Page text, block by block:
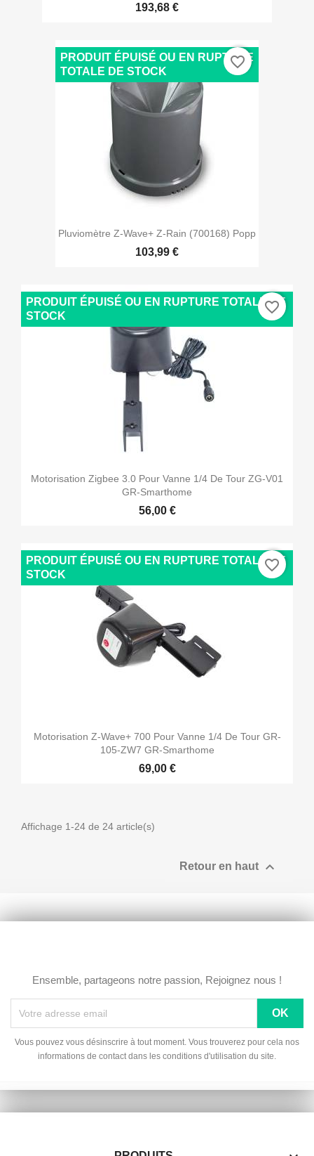
193,68 €
Pluviomètre Z-Wave+ Z-Rain (700168) Popp
103,99 €
PRODUIT ÉPUISÉ OU EN RUPTURE
TOTALE DE STOCK
favorite_border
Motorisation Zigbee 3.0 Pour Vanne 1/4 De Tour ZG-V01
GR-Smarthome
56,00 €
PRODUIT ÉPUISÉ OU EN RUPTURE TOTALE DE
STOCK
favorite_border
Motorisation Z-Wave+ 700 Pour Vanne 1/4 De Tour GR-
105-ZW7 GR-Smarthome
69,00 €
PRODUIT ÉPUISÉ OU EN RUPTURE TOTALE DE
STOCK
favorite_border
Affichage 1-24 de 24 article(s)
Retour en haut 
Ensemble, partageons notre passion, Rejoignez nous !
Vous pouvez vous désinscrire à tout moment. Vous trouverez pour cela nos
informations de contact dans les conditions d'utilisation du site.